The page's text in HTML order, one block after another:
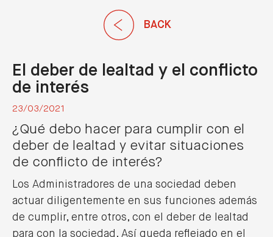
BACK
El deber de lealtad y el conflicto
de interés
23/03/2021
¿Qué debo hacer para cumplir con el
deber de lealtad y evitar situaciones
de conflicto de interés?
Los Administradores de una sociedad deben
actuar diligentemente en sus funciones además
de cumplir, entre otros, con el deber de lealtad
para con la sociedad. Así queda reflejado en el